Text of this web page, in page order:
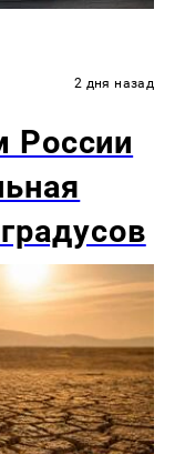
2 дня назад